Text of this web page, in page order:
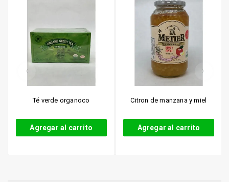
Té verde organoco
Agregar al carrito
Citron de manzana y miel
Agregar al carrito